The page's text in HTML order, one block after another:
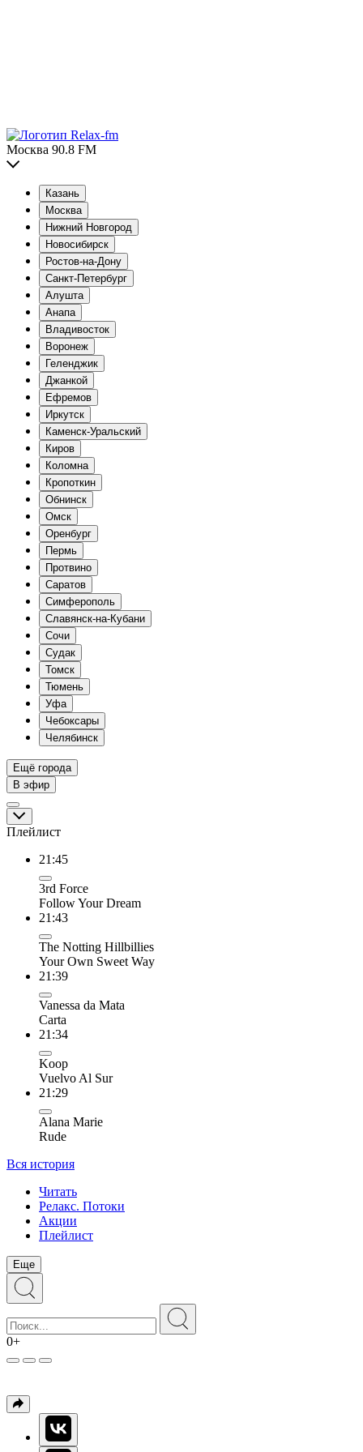
Москва 90.8 FM
Казань
Москва
Нижний Новгород
Новосибирск
Ростов-на-Дону
Санкт-Петербург
Алушта
Анапа
Владивосток
Воронеж
Геленджик
Джанкой
Ефремов
Иркутск
Каменск-Уральский
Киров
Коломна
Кропоткин
Обнинск
Омск
Оренбург
Пермь
Протвино
Саратов
Симферополь
Славянск-на-Кубани
Сочи
Судак
Томск
Тюмень
Уфа
Чебоксары
Челябинск
Ещё города
В эфир
Плейлист
21:45
3rd Force
Follow Your Dream
21:43
The Notting Hillbillies
Your Own Sweet Way
21:39
Vanessa da Mata
Carta
21:34
Koop
Vuelvo Al Sur
21:29
Alana Marie
Rude
Вся история
Читать
Релакс. Потоки
Акции
Плейлист
Еще
0+